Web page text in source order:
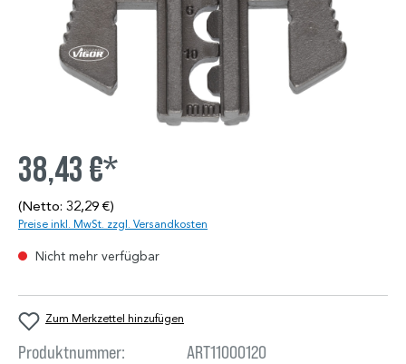
38,43 €*
(Netto: 32,29 €)
Preise inkl. MwSt. zzgl. Versandkosten
Nicht mehr verfügbar
Zum Merkzettel hinzufügen
Produktnummer:
ART11000120